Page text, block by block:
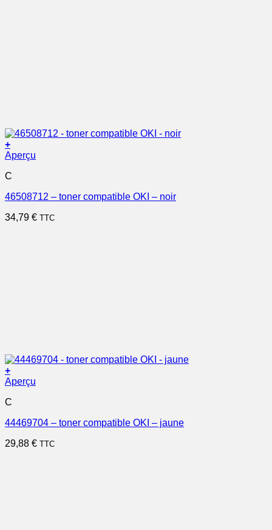
+
Aperçu
C
46508712 – toner compatible OKI – noir
34,79 € TTC
+
Aperçu
C
44469704 – toner compatible OKI – jaune
29,88 € TTC